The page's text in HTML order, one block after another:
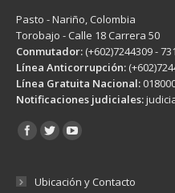
Pasto - Nariño, Colombia
Torobajo - Calle 18 Carrera 50
Conmutador: (+602)7244309 -
Línea Anticorrupción:
Línea Gratuita Nacional:
Notificaciones judiciales:
Encuéntranos en:
Ubicación y Contacto